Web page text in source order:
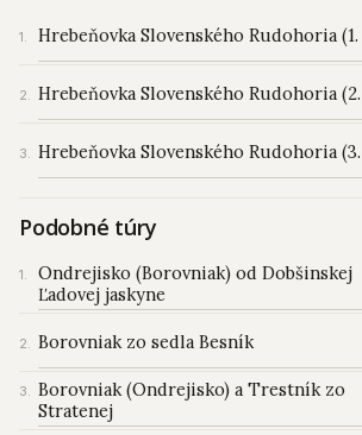
Hrebeňovka Slovenského Rudohoria
Hrebeňovka Slovenského Rudohoria
Hrebeňovka Slovenského Rudohoria
Podobné túry
Ondrejisko (Borovniak) od Dobšinskej
Ľadovej jaskyne
Borovniak zo sedla Besník
Borovniak (Ondrejisko) a Trestník zo
Stratenej